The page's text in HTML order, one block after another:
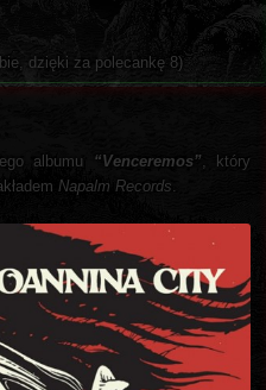
dzięki za polecankę 8)
albumu “Venceremos” , który
Napalm Records